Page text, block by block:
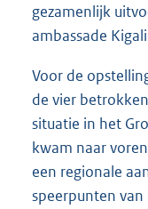
gezamenlijk
ambassade
Voor de
de vier
situatie in het
kwam naar
een regionale
speerpunten